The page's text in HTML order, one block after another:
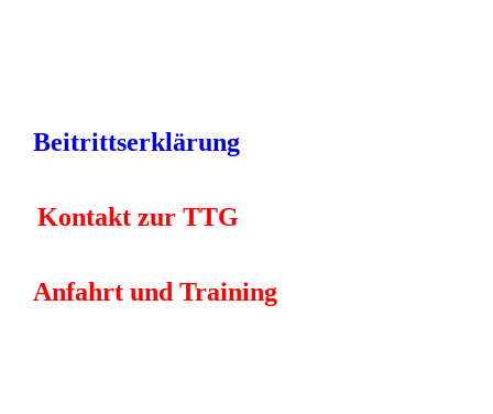
Beitrittserklärung
Kontakt zur TTG
Anfahrt und Training